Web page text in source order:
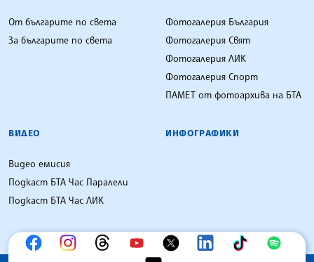
От българите по света
За българите по света
Фотогалерия България
Фотогалерия Свят
Фотогалерия ЛИК
Фотогалерия Спорт
ПАМЕТ от фотоархива на БТА
ВИДЕО
Видео емисия
Подкаст БТА Час Паралели
Подкаст БТА Час ЛИК
ИНФОГРАФИКИ